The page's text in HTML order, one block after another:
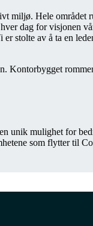
miljø. Hele
dag for visjonen
stolte av å ta en
Kontorbygget
unik mulighet for
som flytter til